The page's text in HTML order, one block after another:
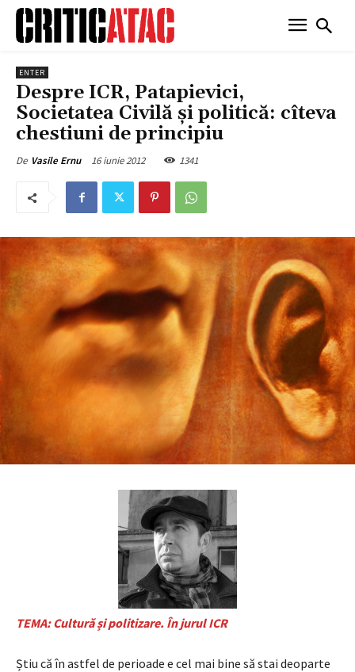
ENTER
Despre ICR, Patapievici,
Societatea Civilă și politică: cîteva
chestiuni de principiu
De Vasile Ernu 16 iunie 2012 1341
TEMA: Cultură și politizare. În jurul ICR
Știu că în astfel de perioade e cel mai bine să stai deoparte